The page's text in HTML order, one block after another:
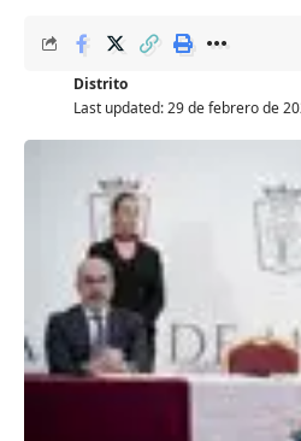
Last updated: 29 de febrero de
Distrito